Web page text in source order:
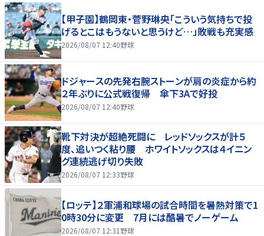
【甲子園】鶴岡東・菅野琳央「こういう気持ちで投
げるとこはもうないと思うけど…」敗戦も充実感
2026/08/07 12:40野球
ドジャースの先発右腕ストーンが肩の炎症から約
２年ぶりに公式戦復帰 傘下3Aで好投
2026/08/07 12:40野球
靴下対決が超絶死闘に レッドソックスが計５
度、追いつく粘り腰 ホワイトソックスは４イニン
グ連続逃げ切り失敗
2026/08/07 12:33野球
【ロッテ】２軍浦和球場の試合時間を暑熱対策で1
0時30分に変更 7月には酷暑でノーゲーム
2026/08/07 12:31 野球